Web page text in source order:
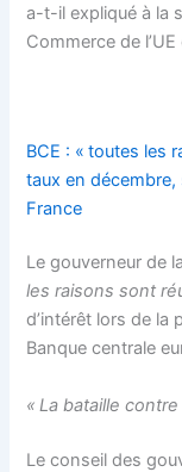
a-t-il expliqué à la
Commerce de
BCE : « toutes les
taux en décembre,
France
Le gouverneur de
les raisons sont
d’intérêt lors de la
Banque centrale
« La bataille
Le conseil des